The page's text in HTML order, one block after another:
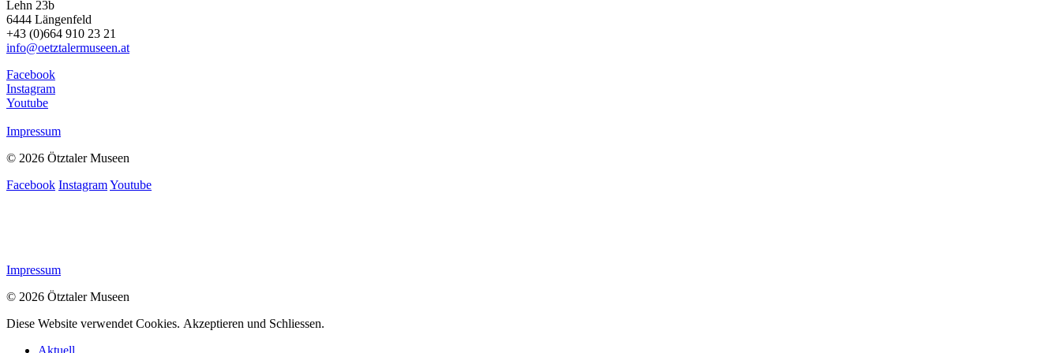
Lehn 23b
6444 Längenfeld
+43 (0)664 910 23 21
info@oetztalermuseen.at
Facebook
Instagram
Youtube
Impressum
© 2026 Ötztaler Museen
Facebook InstagramYoutube
Impressum
© 2026 Ötztaler Museen
Diese Website verwendet Cookies. Akzeptieren und Schliessen.